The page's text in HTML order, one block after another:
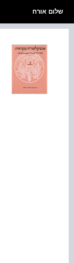
שלום אורח